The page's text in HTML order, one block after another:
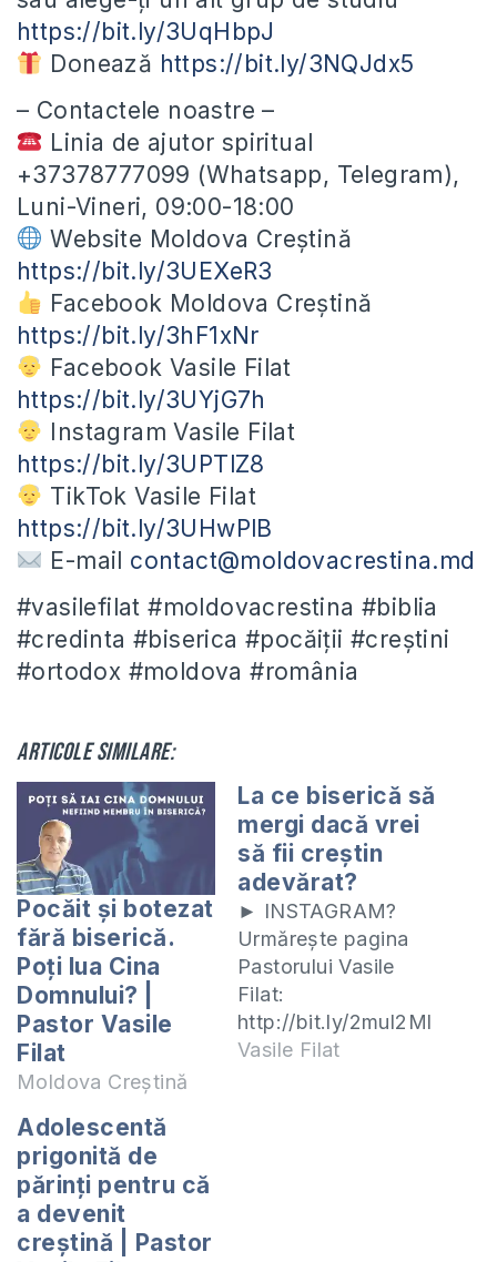
https://bit.ly/3UqHbpJ
Donează https://bit.ly/3NQJdx5
– Contactele noastre –
Linia de ajutor spiritual
+37378777099 (Whatsapp, Telegram),
Luni-Vineri, 09:00-18:00
Website Moldova Creștină
https://bit.ly/3UEXeR3
Facebook Moldova Creștină
https://bit.ly/3hF1xNr
Facebook Vasile Filat
https://bit.ly/3UYjG7h
Instagram Vasile Filat
https://bit.ly/3UPTlZ8
TikTok Vasile Filat
https://bit.ly/3UHwPlB
E-mail contact@moldovacrestina.md
#vasilefilat #moldovacrestina #biblia
#credinta #biserica #pocăiții #creștini
#ortodox #moldova #românia
Articole similare:
Pocăit și botezat
fără biserică.
Poți lua Cina
Domnului? |
Pastor Vasile
Filat
Moldova Creștină
La ce biserică să
mergi dacă vrei
să fii creștin
adevărat?
► INSTAGRAM?
Urmărește pagina
Pastorului Vasile
Filat:
http://bit.ly/2mul2Ml
► ABONEAZĂ-TE la
Vasile Filat
Adolescentă
prigonită de
părinți pentru că
a devenit
creștină | Pastor